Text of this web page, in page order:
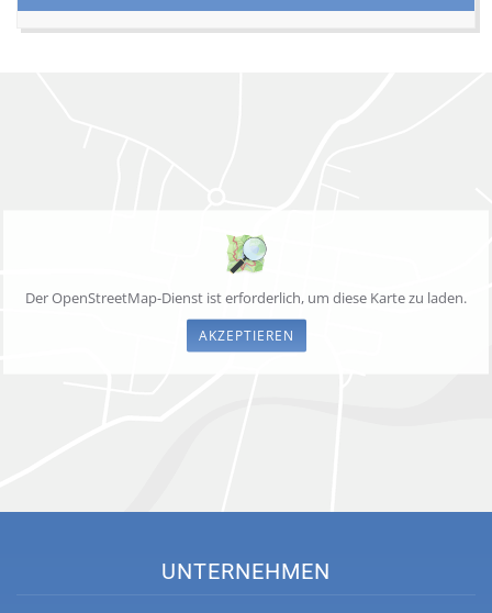
Der OpenStreetMap-Dienst ist erforderlich, um diese Karte zu laden.
AKZEPTIEREN
UNTERNEHMEN